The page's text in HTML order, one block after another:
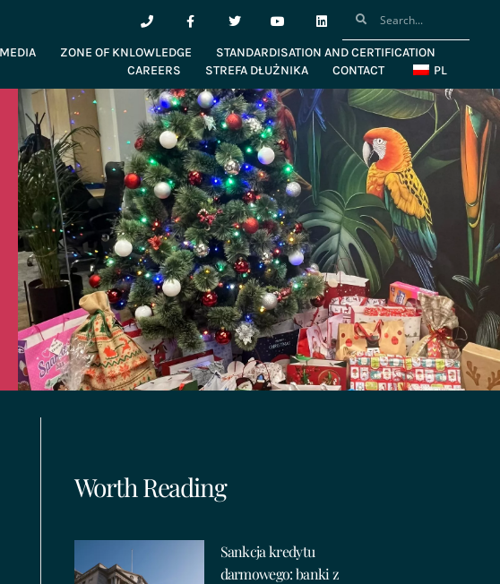
ZONE OF KNLOWLEDGE
STANDARDISATION AND CERTIFICATION
CAREERS
STREFA DŁUŻNIKA CONTACT PL
Worth Reading
Sankcja kredytu
darmowego: banki z